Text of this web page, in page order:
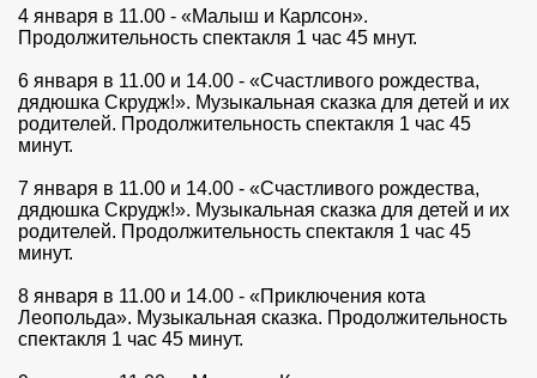
4 января в 11.00 - «Малыш и Карлсон».
Продолжительность спектакля 1 час 45 мнут.
6 января в 11.00 и 14.00 - «Счастливого рождества,
дядюшка Скрудж!». Музыкальная сказка для детей и их
родителей. Продолжительность спектакля 1 час 45
минут.
7 января в 11.00 и 14.00 - «Счастливого рождества,
дядюшка Скрудж!». Музыкальная сказка для детей и их
родителей. Продолжительность спектакля 1 час 45
минут.
8 января в 11.00 и 14.00 - «Приключения кота
Леопольда». Музыкальная сказка. Продолжительность
спектакля 1 час 45 минут.